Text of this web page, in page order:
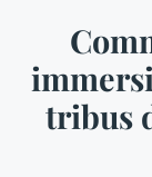
tribus